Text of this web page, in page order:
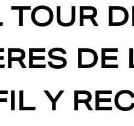
TOUR
DE
Y